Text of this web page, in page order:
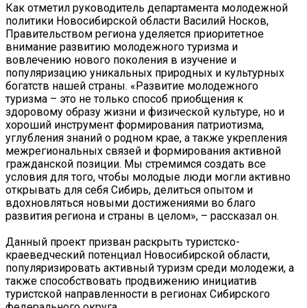
Как отметил руководитель департамента молодежной
политики Новосибирской области Василий Носков,
Правительством региона уделяется приоритетное
внимание развитию молодежного туризма и
вовлечению нового поколения в изучение и
популяризацию уникальных природных и культурных
богатств нашей страны. «Развитие молодежного
туризма – это не только способ приобщения к
здоровому образу жизни и физической культуре, но и
хороший инструмент формирования патриотизма,
углубления знаний о родном крае, а также укрепления
межрегиональных связей и формирования активной
гражданской позиции. Мы стремимся создать все
условия для того, чтобы молодые люди могли активно
открывать для себя Сибирь, делиться опытом и
вдохновляться новыми достижениями во благо
развития региона и страны в целом», – рассказал он.
Данный проект призван раскрыть туристско-
краеведческий потенциал Новосибирской области,
популяризировать активный туризм среди молодежи, а
также способствовать продвижению инициатив
туристской направленности в регионах Сибирского